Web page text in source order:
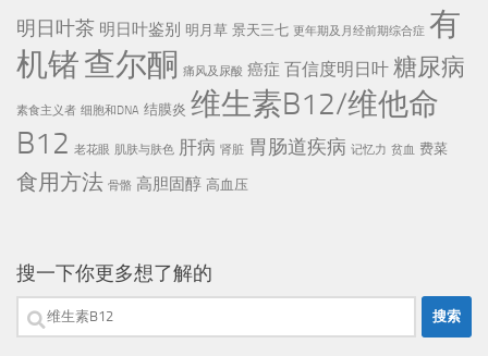
明日叶茶 明日叶鉴别 明月草 景天三七 更年期及月经前期综合症 有
机锗查尔酮 痛风及尿酸 癌症 百信度明日叶 糖尿病
素食主义者 细胞和DNA 结膜炎 维生素B12/维他命
B12 老花眼 肌肤与肤色 肝病 肾脏 胃肠道疾病 记忆力 贫血 费菜
食用方法 骨骼 高胆固醇 高血压
搜一下你更多想了解的
搜